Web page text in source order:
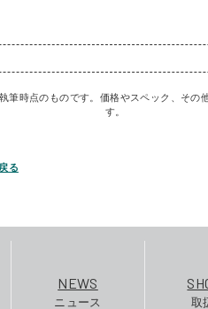
筆時点のものです。価格やスペック、その
す。
る
NEWS
ニュース 取